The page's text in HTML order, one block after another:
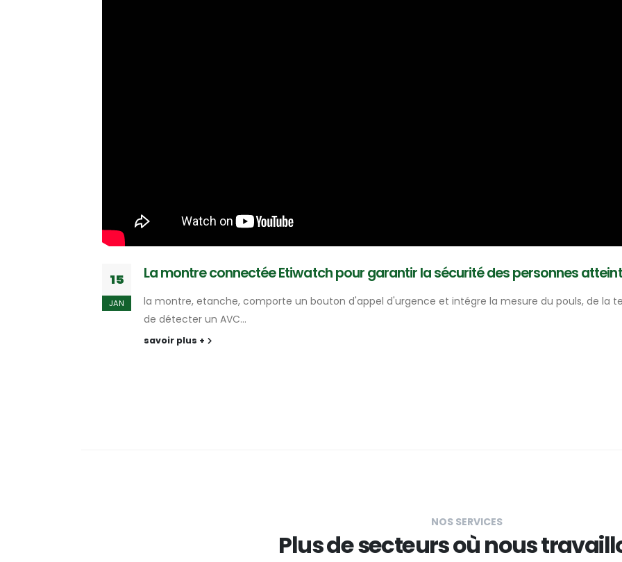
15
JAN
La montre connectée Etiwatch pour garantir la sécurité des personnes
la montre, etanche, comporte un bouton d'appel d'urgence et intégre la mesure du pouls, de la
de détecter un AVC...
savoir plus +
NOS SERVICES
Plus de secteurs où nous